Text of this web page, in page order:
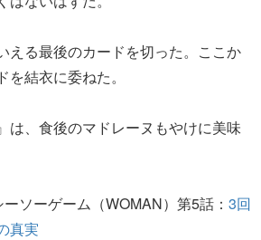
える最後のカードを切った。ここか
結衣に委ねた。
は、食後のマドレーヌもやけに美味
ソーゲーム（WOMAN）第5話： 3回
真実